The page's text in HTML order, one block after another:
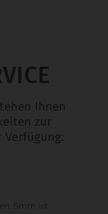
Ihnen
zur
Verfügung:
5mm ist